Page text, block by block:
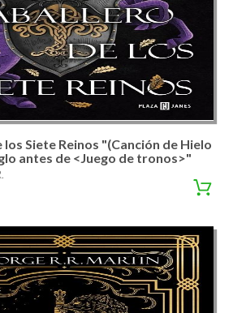
los Siete Reinos "(Canción de Hielo
antes de <Juego de tronos>"